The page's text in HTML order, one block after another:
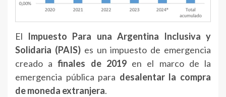
El Impuesto Para una Argentina Inclusiva y
Solidaria (PAIS)es un impuesto de emergencia
creado afinales de 2019en el marco de la
emergencia pública para desalentar la compra
de moneda extranjera.